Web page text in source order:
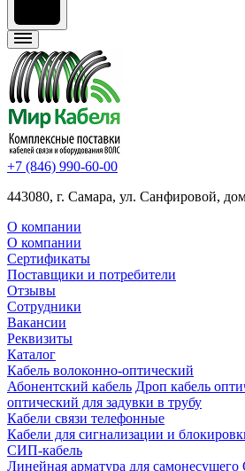
+7 (846) 990-60-00
443080, г. Самара, ул. Санфировой,
О компании
О компании
Сертификаты
Поставщики и потребители
Отзывы
Сотрудники
Вакансии
Реквизиты
Каталог
Кабель волоконно-оптический
Абонентский кабель Дроп кабель
оптический для задувки в трубу
Кабели связи телефонные
Кабели для сигнализации и
СИП-кабель
Линейная арматура для